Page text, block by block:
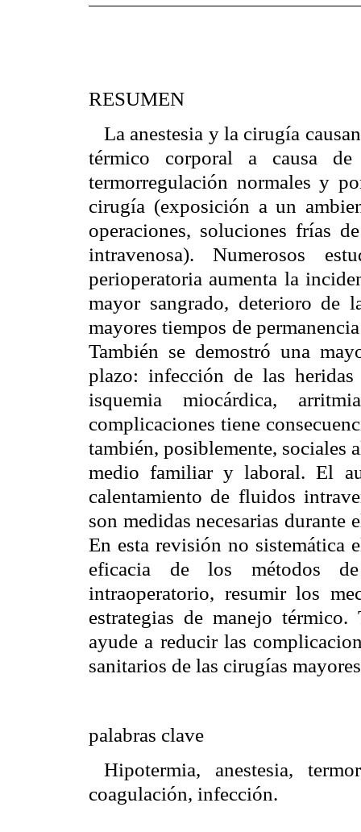
RESUMEN
La anestesia y la cirugía
térmico corporal a causa
termorregulación normales y
cirugía (exposición a un
operaciones, soluciones frías
intravenosa). Numerosos
perioperatoria aumenta la
mayor sangrado, deterioro de
mayores tiempos de
También se demostró una
plazo: infección de las
isquemia miocárdica,
complicaciones tiene
también, posiblemente, sociales
medio familiar y laboral. El
calentamiento de fluidos
son medidas necesarias
En esta revisión no sistemática
eficacia de los métodos
intraoperatorio, resumir los
estrategias de manejo
ayude a reducir las
sanitarios de las cirugías
palabras clave
Hipotermia, anestesia,
coagulación, infección.